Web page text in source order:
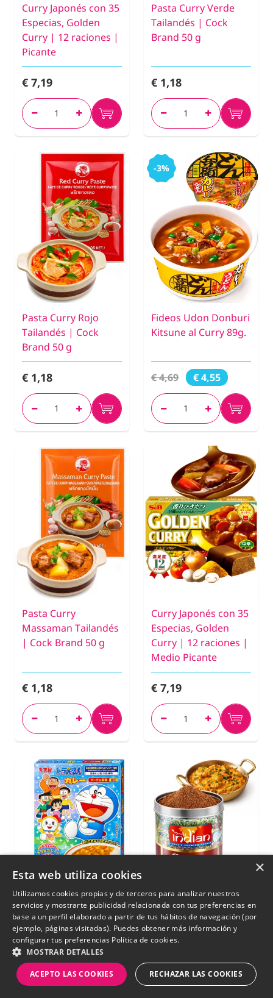
Curry Japonés con 35
Especias, Golden
Curry | 12 raciones |
Picante
€ 7,19
Pasta Curry Verde
Tailandés | Cock
Brand 50 g
€ 1,18
Pasta Curry Rojo
Tailandés | Cock
Brand 50 g
€ 1,18
-3%
Fideos Udon Donburi
Kitsune al Curry 89g.
€ 4,69 € 4,55
Pasta Curry
Massaman Tailandés
| Cock Brand 50 g
€ 1,18
Curry Japonés con 35
Especias, Golden
Curry | 12 raciones |
Medio Picante
€ 7,19
Salsa de Curry
Japonesa con Cerdo y
Queso | Doraemon
145g.
Mix de Especias
Garam Masala | Lata
€ 4,15
×
Esta web utiliza cookies
Utilizamos cookies propias y de terceros para analizar nuestros
servicios y mostrarte publicidad relacionada con tus preferencias en
base a un perfil elaborado a partir de tus hábitos de navegación (por
ejemplo, páginas visitadas). Puedes obtener más información y
configurar tus preferencias Política de cookies.
MOSTRAR DETALLES
ACEPTO LAS COOKIES RECHAZAR LAS COOKIES